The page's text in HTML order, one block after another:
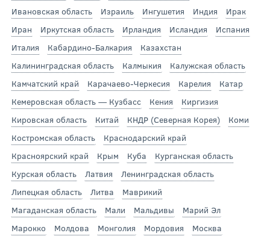
Ивановская область
Израиль Ингушетия Индия
Ирак
Иран
Иркутская область Ирландия Исландия
Испания
Италия
Кабардино-Балкария
Казахстан
Калининградская область
Калмыкия
Калужская область
Камчатский край
Карачаево-Черкесия Карелия
Катар
Кемеровская область — Кузбасс
Кения
Киргизия
Кировская область
Китай КНДР (Северная Корея)
Коми
Костромская область
Краснодарский край
Красноярский край
Крым Куба
Курганская область
Курская область
Латвия
Ленинградская область
Липецкая область
Литва
Маврикий
Магаданская область
Мали Мальдивы
Марий Эл
Марокко
Молдова Монголия Мордовия
Москва